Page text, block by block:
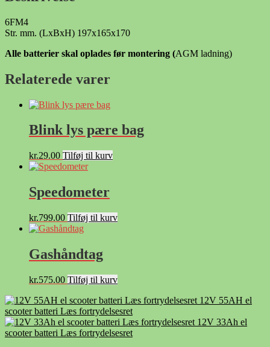
6FM4
Str. mm. (LxBxH) 197x165x170
Alle batterier skal oplades før montering (AGM ladning)
Relaterede varer
Blink lys pære bag
kr.29.00 Tilføj til kurv
Speedometer
kr.799.00 Tilføj til kurv
Gashåndtag
kr.575.00 Tilføj til kurv
12V 55AH el
scooter batteri Læs fortrydelsesret
12V 33Ah el
scooter batteri Læs fortrydelsesret